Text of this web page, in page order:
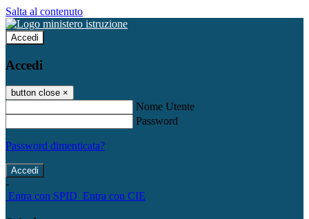
Salta al contenuto
Accedi
Accedi
button close ×
Nome Utente
Password
Password dimenticata?
-
Entra con SPID Entra con CIE